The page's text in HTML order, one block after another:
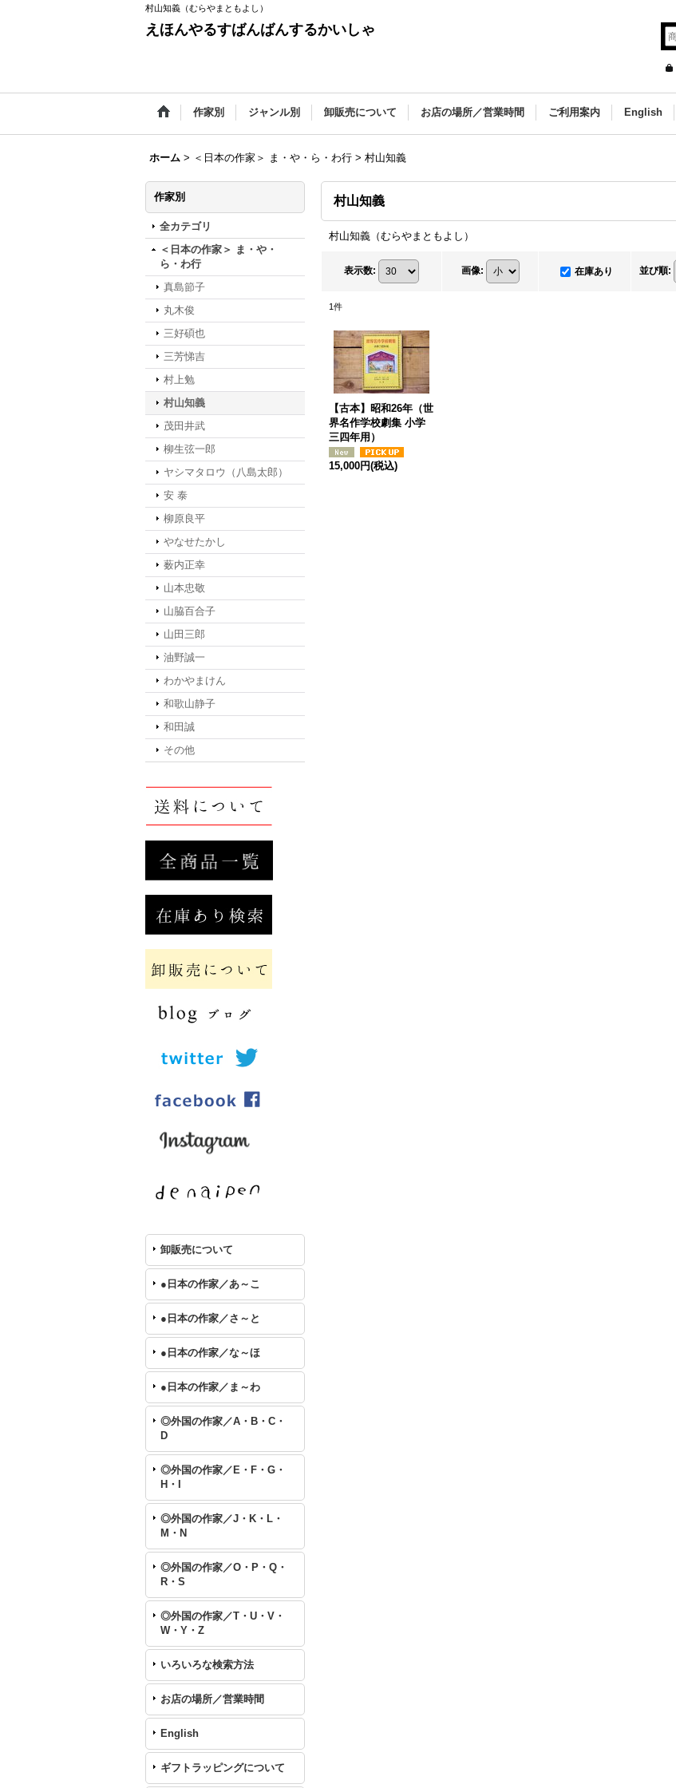
村山知義（むらやまともよし）
えほんやるすばんばんするかいしゃ
作家別 ジャンル別 卸販売について お店の場所／営業時間 ご利用案内 English
ホーム > ＜日本の作家＞ ま・や・ら・わ行 > 村山知義
作家別
全カテゴリ
＜日本の作家＞ ま・や・
ら・わ行
真島節子
丸木俊
三好碩也
三芳悌吉
村上勉
村山知義
茂田井武
柳生弦一郎
ヤシマタロウ（八島太郎）
安 泰
柳原良平
やなせたかし
薮内正幸
山本忠敬
山脇百合子
山田三郎
油野誠一
わかやまけん
和歌山静子
和田誠
その他
卸販売について
●日本の作家／あ～こ
●日本の作家／さ～と
●日本の作家／な～ほ
●日本の作家／ま～わ
◎外国の作家／A・B・C・
D
◎外国の作家／E・F・G・
H・I
◎外国の作家／J・K・L・
M・N
◎外国の作家／O・P・Q・
R・S
◎外国の作家／T・U・V・
W・Y・Z
いろいろな検索方法
お店の場所／営業時間
English
ギフトラッピングについて
村山知義
村山知義（むらやまともよし）
表示数: 画像: 在庫あり 並び順:
1件
【古本】昭和26年（世
界名作学校劇集 小学
三四年用）
15,000円(税込)